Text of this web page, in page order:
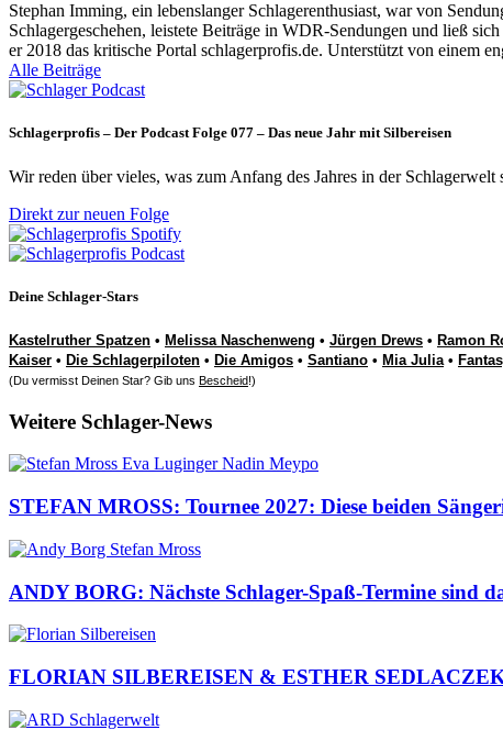
Stephan Imming, ein lebenslanger Schlagerenthusiast, war von
Schlagergeschehen, leistete Beiträge in WDR-Sendungen und ließ
er 2018 das kritische Portal schlagerprofis.de. Unterstützt von einem
Alle Beiträge
Schlagerprofis – Der Podcast Folge 077 – Das neue Jahr mit Silbereisen
Wir reden über vieles, was zum Anfang des Jahres in der
Direkt zur neuen Folge
Deine Schlager-Stars
Kastelruther Spatzen • Melissa Naschenweng • Jürgen Drews • Ramon
Kaiser • Die Schlagerpiloten • Die Amigos • Santiano • Mia Julia •
(Du vermisst Deinen Star? Gib uns Bescheid!)
Weitere Schlager-News
STEFAN MROSS: Tournee 2027: Diese beiden
ANDY BORG: Nächste Schlager-Spaß-Termine sind
FLORIAN SILBEREISEN & ESTHER